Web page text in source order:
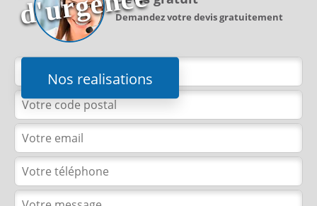
Nos realisations
Demandez votre devis gratuitement